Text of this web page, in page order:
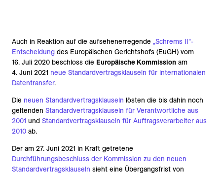
Auch in Reaktion auf die aufsehenerregende „Schrems II“-
Entscheidung des Europäischen Gerichtshofs (EuGH) vom
16. Juli 2020 beschloss die Europäische Kommission am
4. Juni 2021 neue Standardvertragsklauseln für internationalen
Datentransfer.
Die neuen Standardvertragsklauseln lösten die bis dahin noch
geltenden Standardvertragsklauseln für Verantwortliche aus
2001 und Standardvertragsklauseln für Auftragsverarbeiter aus
2010 ab.
Der am 27. Juni 2021 in Kraft getretene
Durchführungsbeschluss der Kommission zu den neuen
Standardvertragsklauseln sieht eine Übergangsfrist von